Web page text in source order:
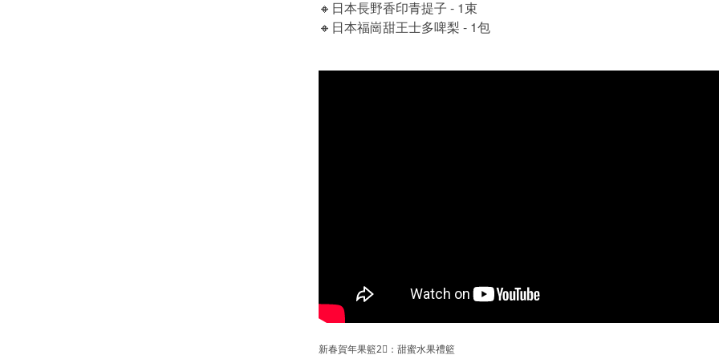
🔸 日本長野香印青提子 - 1束
🔸 日本福崗甜王士多啤梨 - 1包
新春賀年果籃2⃣ ：甜蜜水果禮籃